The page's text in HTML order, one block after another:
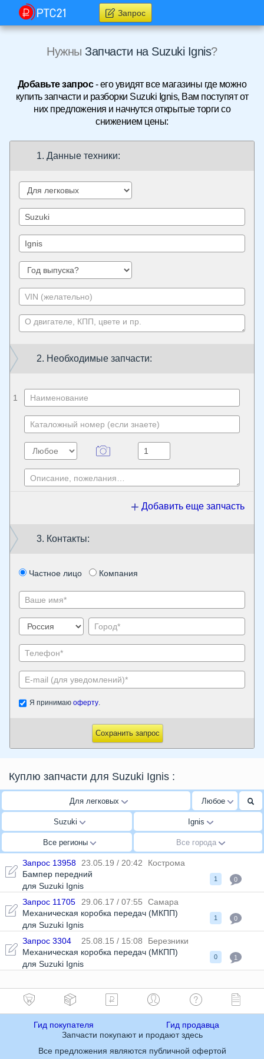
Запрос
Нужны Запчасти на Suzuki Ignis?
Добавьте запрос- его увидят все магазины где можно
купить запчасти и разборки Suzuki Ignis, Вам поступят от
них предложения и начнутся открытые торги со
снижением цены:
1. Данные техники:
2. Необходимые запчасти:
1
Добавить еще запчасть
3. Контакты:
Частное лицо Компания
Я принимаю оферту.
Сохранить запрос
Куплю запчасти для Suzuki Ignis :
Для легковых Любое
Suzuki Ignis
Все регионы Все города
Запрос 13958 23.05.19 / 20:42
Кострома
Бампер передний
для Suzuki Ignis
1 0
Запрос 11705 29.06.17 / 07:55
Самара
Механическая коробка передач (МКПП)
для Suzuki Ignis
1 0
Запрос 3304 25.08.15 / 15:08
Березники
Механическая коробка передач (МКПП)
для Suzuki Ignis
0 1
Гид покупателя
Гид продавца
Запчасти покупают и продают здесь
Все предложения являются публичной офертой